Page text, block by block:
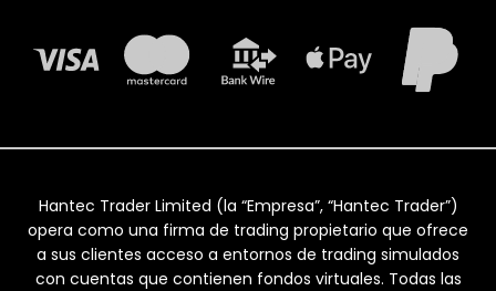
Hantec Trader Limited (la “Empresa”, “Hantec Trader”)
opera como una firma de trading propietario que ofrece
a sus clientes acceso a entornos de trading simulados
con cuentas que contienen fondos virtuales. Todas las